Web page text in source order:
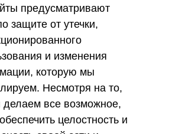
предусматривают
защите от утечки,
и изменения
которую мы
Несмотря на то,
делаем все возможное,
целостность и